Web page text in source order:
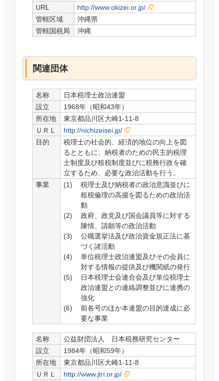
URL
http://www.okizei.or.jp/
管轄区域
沖縄県
管轄国税局
沖縄
関連団体
名称
日本税理士政治連盟
設立
1968年（昭和43年）
所在地
東京都品川区大崎1-11-8
ＵＲＬ
http://nichizeisei.jp/
目的
税理士の社会的、経済的地位の向上を図
るとともに、納税者のための民主的税理
士制度及び租税制度並びに税務行政を確
立するため、必要な政治活動を行う。
事業
税理士及び納税者の政治意識並びに
租税倫理の高揚を図るための政治活
動
政府、政党及び国会議員等に対する
陳情、請願等の政治活動
公職選挙法及び政治資金規正法に基
づく諸活動
単位税理士政治連盟及びその会員に
対する情報の提供及び機関紙の発行
日本税理士会連合会及び単位税理士
政治連盟との連絡調整並びに連携の
強化
前各号のほか本連盟の目的達成に必
要な事業
名称
公益財団法人 日本税務研究センター
設立
1984年（昭和59年）
所在地
東京都品川区大崎1-11-8
ＵＲＬ
http://www.jtri.or.jp/